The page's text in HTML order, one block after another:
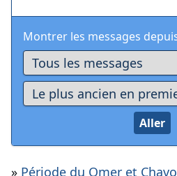
Montrer les messages
» Période du Omer et